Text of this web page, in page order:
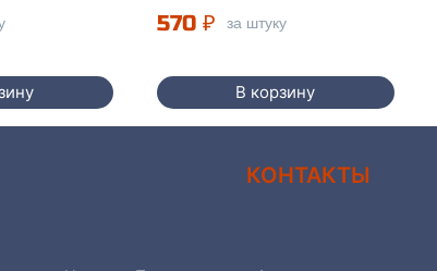
570 ₽ за штуку
В корзину
КОНТАКТЫ